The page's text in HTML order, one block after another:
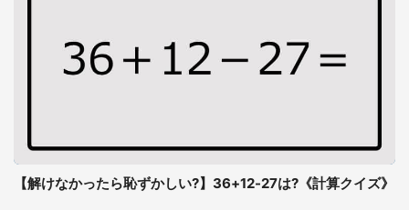
【解けなかったら恥ずかしい?】36+12-27は?《計算クイズ》